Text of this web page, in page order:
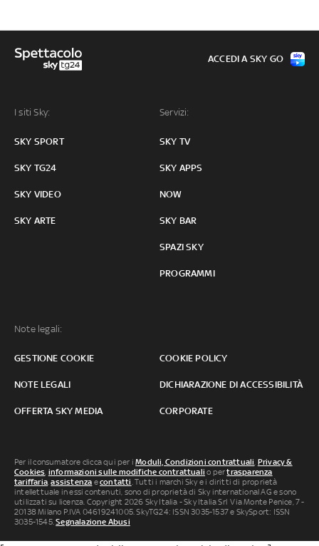
I siti Sky:
SKY SPORT
SKY TG24
SKY VIDEO
SKY ARTE
Servizi:
SKY TV
SKY APPS
NOW
SKY BAR
SPAZI SKY
PROGRAMMI
Note legali:
GESTIONE COOKIE COOKIE POLICY
NOTE LEGALI DICHIARAZIONE DI ACCESSIBILITÀ
OFFERTA SKY MEDIA CORPORATE
ACCEDI A SKY GO
Per il consumatore clicca qui per iModuli, Condizioni contrattuali, Privacy &
Cookies, informazioni sulle modifiche contrattuali o pertrasparenza
tariffaria,assistenza econtatti. Tutti i marchi Sky e i diritti di proprietà
intellettuale in essi contenuti, sono di proprietà di Sky international AG e sono
utilizzati su licenza. Copyright 2026 Sky Italia - Sky Italia Srl Via Monte Penice, 7 -
20138 Milano P.IVA 04619241005. SkyTG24: ISSN 3035-1537 e SkySport: ISSN
3035-1545.Segnalazione Abusi